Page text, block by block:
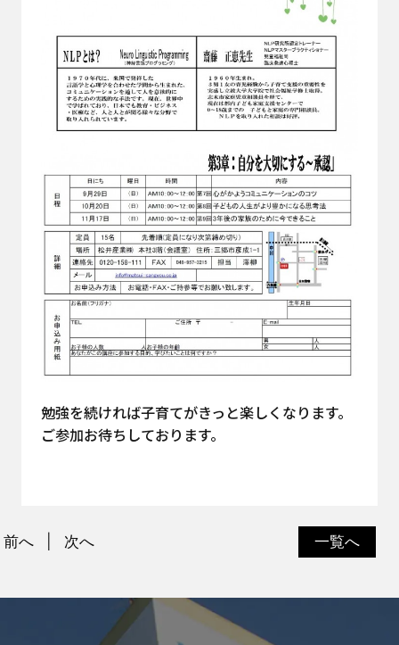
勉強を続ければ子育てがきっと楽しくなります。
ご参加お待ちしております。
一覧へ
前へ 次へ